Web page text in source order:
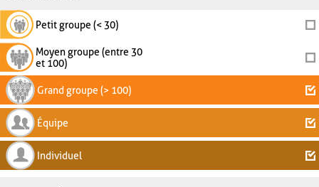
Petit groupe (< 30)
Moyen groupe (entre 30
et 100)
Grand groupe (> 100)
Équipe
Individuel